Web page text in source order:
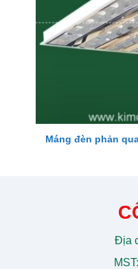
Máng đèn phản
Địa